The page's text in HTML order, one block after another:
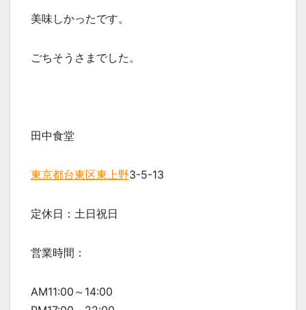
美味しかったです。
ごちそうさまでした。
田中食堂
東京都台東区東上野3-5-13
定休日：土日祝日
営業時間：
AM11:00～14:00